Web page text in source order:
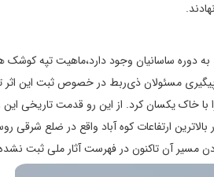
دوره ساسانیان وجود دارد،ماهیت تپه
مسئولان ذی‌ربط در خصوص ثبت این اثر
آن متأسفانه مالک زمین در اواسط سال ۹۱ تل مذکور را با خاک یکسان کرد. از این
ارتفاعات کوه آباد واقع در ضلع شرقی